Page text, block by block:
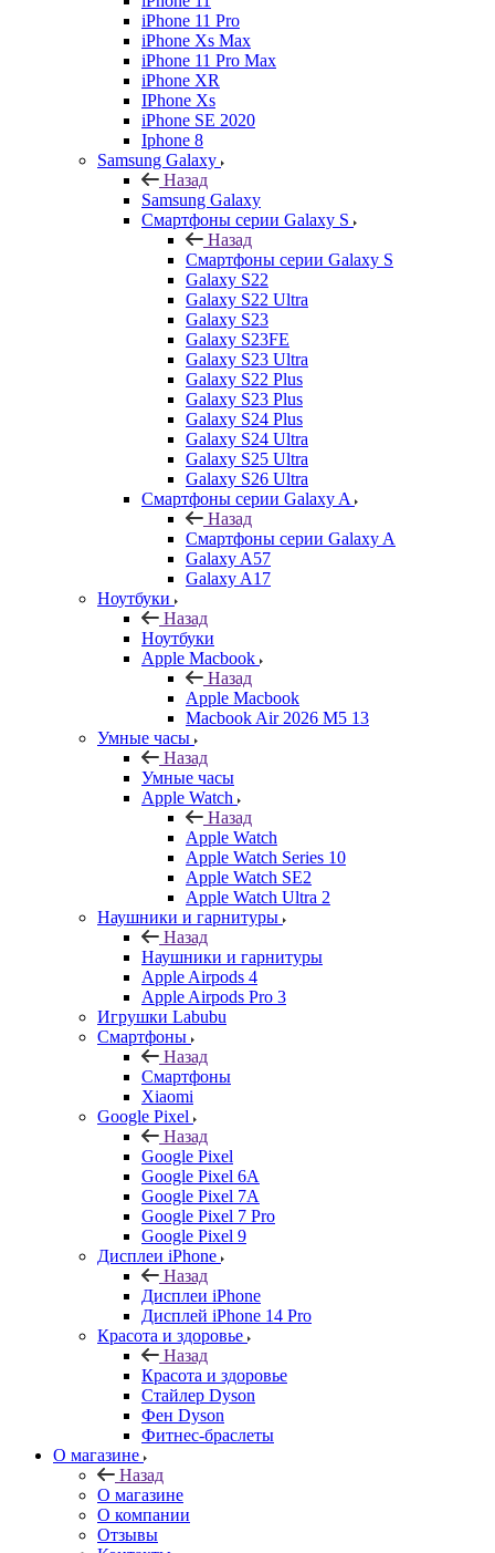
iPhone 11 Pro
iPhone Xs Max
iPhone 11 Pro Max
iPhone XR
IPhone Xs
iPhone SE 2020
Iphone 8
Samsung Galaxy
Назад
Samsung Galaxy
Смартфоны серии Galaxy S
Назад
Смартфоны серии Galaxy S
Galaxy S22
Galaxy S22 Ultra
Galaxy S23
Galaxy S23FE
Galaxy S23 Ultra
Galaxy S22 Plus
Galaxy S23 Plus
Galaxy S24 Plus
Galaxy S24 Ultra
Galaxy S25 Ultra
Galaxy S26 Ultra
Смартфоны серии Galaxy A
Назад
Смартфоны серии Galaxy A
Galaxy A57
Galaxy A17
Ноутбуки
Назад
Ноутбуки
Apple Macbook
Назад
Apple Macbook
Macbook Air 2026 M5 13
Умные часы
Назад
Умные часы
Apple Watch
Назад
Apple Watch
Apple Watch Series 10
Apple Watch SE2
Apple Watch Ultra 2
Наушники и гарнитуры
Назад
Наушники и гарнитуры
Apple Airpods 4
Apple Airpods Pro 3
Игрушки Labubu
Смартфоны
Назад
Смартфоны
Xiaomi
Google Pixel
Назад
Google Pixel
Google Pixel 6A
Google Pixel 7А
Google Pixel 7 Pro
Google Pixel 9
Дисплеи iPhone
Назад
Дисплеи iPhone
Дисплей iPhone 14 Pro
Красота и здоровье
Назад
Красота и здоровье
Стайлер Dyson
Фен Dyson
Фитнес-браслеты
О магазине
Назад
О магазине
О компании
Отзывы